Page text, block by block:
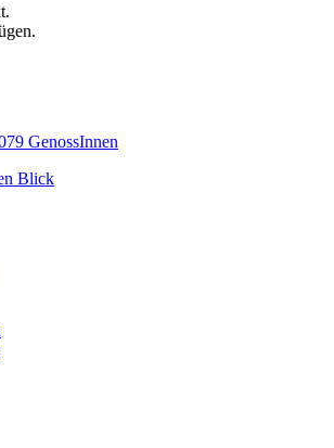
GenossInnen
Blick